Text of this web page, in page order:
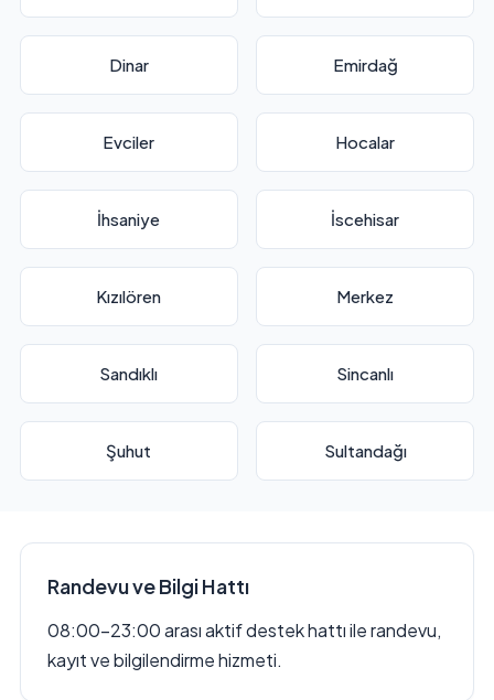
Dinar Emirdağ
Evciler Hocalar
İhsaniye İscehisar
Kızılören Merkez
Sandıklı Sincanlı
Şuhut Sultandağı
Randevu ve Bilgi Hattı
08:00–23:00 arası aktif destek hattı ile randevu,
kayıt ve bilgilendirme hizmeti.